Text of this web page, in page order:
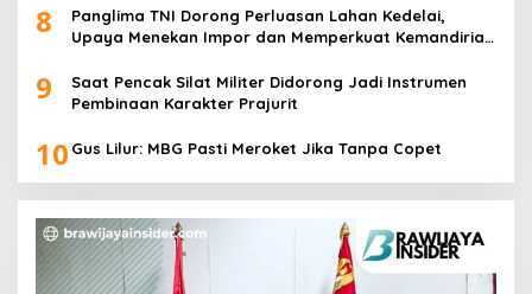
8
Panglima TNI Dorong Perluasan Lahan Kedelai,
Upaya Menekan Impor dan Memperkuat Kemandirian
9
Saat Pencak Silat Militer Didorong Jadi Instrumen
Pembinaan Karakter Prajurit
10 Gus Lilur: MBG Pasti Meroket Jika Tanpa Copet